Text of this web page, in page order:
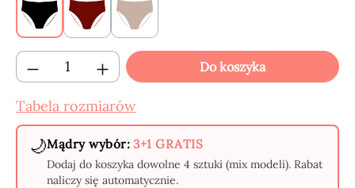
Black Claret Beige
Ilość produktu: Wprowadź żądaną ilość
Do koszyka
Tabela rozmiarów
🌙Mądry wybór: 3+1 GRATIS
Dodaj do koszyka dowolne 4 sztuki (mix modeli). Rabat
naliczy się automatycznie.